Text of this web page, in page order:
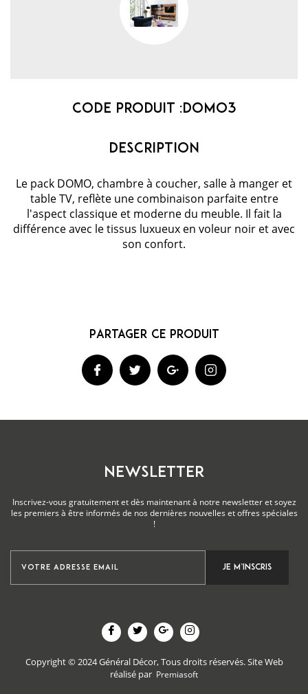
Code Produit :domo3
Le pack DOMO, chambre à coucher, salle à manger et
table TV, reflète une combinaison parfaite entre
l'aspect classique et moderne du meuble. Il fait la
différence avec le tissus luxueux en voleur noir et avec
son confort.
NEWSLETTER
Inscrivez-vous gratuitement et dès maintenant à notre newsletter et soyez
les premiers à être informés de nos dernières nouvelles et offres spéciales
!
Copyright © 2024 Général Décor, Tous droits réservés.Site Web
réalisé par Premiasoft